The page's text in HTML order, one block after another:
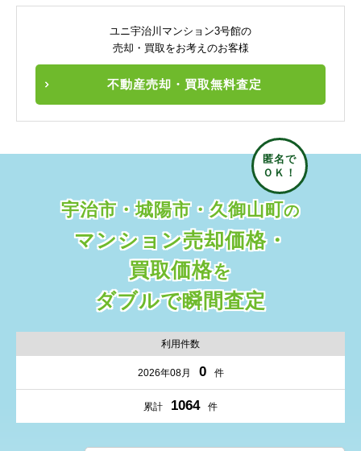
ユニ宇治川マンション3号館の
売却・買取をお考えのお客様
不動産売却・買取無料査定
宇治市・城陽市・久御山町の
マンション売却価格・
買取価格を
ダブルで瞬間査定
利用件数
2026年08月 0 件
累計 1064 件